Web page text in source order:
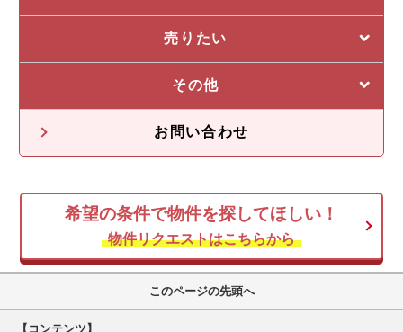
管理システム
私たちの5つの強み
収益物件一覧
不動産投資の流れ
売りたい
売却に強い5つの理由
不動産無料査定
その他
オーナー様の声
空き家
お問い合わせ
希望の条件で物件を探してほしい！
物件リクエストはこちらから
このページの先頭へ
【コンテンツ】